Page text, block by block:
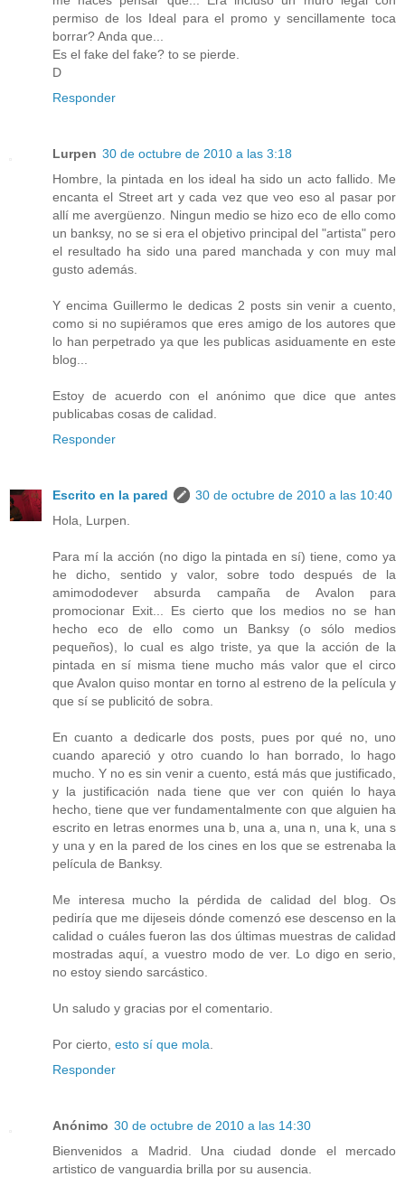
permiso de los Ideal para el promo y sencillamente toca
borrar? Anda que...
Es el fake del fake? to se pierde.
D
Responder
Lurpen 30 de octubre de 2010 a las 3:18
Hombre, la pintada en los ideal ha sido un acto fallido. Me
encanta el Street art y cada vez que veo eso al pasar por
allí me avergüenzo. Ningun medio se hizo eco de ello como
un banksy, no se si era el objetivo principal del "artista" pero
el resultado ha sido una pared manchada y con muy mal
gusto además.
Y encima Guillermo le dedicas 2 posts sin venir a cuento,
como si no supiéramos que eres amigo de los autores que
lo han perpetrado ya que les publicas asiduamente en este
blog...
Estoy de acuerdo con el anónimo que dice que antes
publicabas cosas de calidad.
Responder
Escrito en la pared
30 de octubre de 2010 a las 10:40
Hola, Lurpen.
Para mí la acción (no digo la pintada en sí) tiene, como ya
he dicho, sentido y valor, sobre todo después de la
amimododever absurda campaña de Avalon para
promocionar Exit... Es cierto que los medios no se han
hecho eco de ello como un Banksy (o sólo medios
pequeños), lo cual es algo triste, ya que la acción de la
pintada en sí misma tiene mucho más valor que el circo
que Avalon quiso montar en torno al estreno de la película y
que sí se publicitó de sobra.
En cuanto a dedicarle dos posts, pues por qué no, uno
cuando apareció y otro cuando lo han borrado, lo hago
mucho. Y no es sin venir a cuento, está más que justificado,
y la justificación nada tiene que ver con quién lo haya
hecho, tiene que ver fundamentalmente con que alguien ha
escrito en letras enormes una b, una a, una n, una k, una s
y una y en la pared de los cines en los que se estrenaba la
película de Banksy.
Me interesa mucho la pérdida de calidad del blog. Os
pediría que me dijeseis dónde comenzó ese descenso en la
calidad o cuáles fueron las dos últimas muestras de calidad
mostradas aquí, a vuestro modo de ver. Lo digo en serio,
no estoy siendo sarcástico.
Un saludo y gracias por el comentario.
Por cierto, esto sí que mola
Responder
Anónimo 30 de octubre de 2010 a las 14:30
Bienvenidos a Madrid. Una ciudad donde el mercado
artistico de vanguardia brilla por su ausencia.